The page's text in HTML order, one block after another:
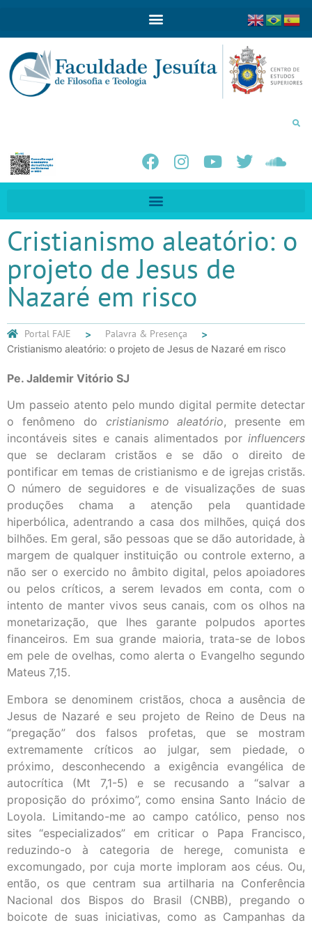
Cristianismo aleatório: o
projeto de Jesus de
Nazaré em risco
Portal FAJE Palavra & Presença
Cristianismo aleatório: o projeto de Jesus de Nazaré em risco
Pe. Jaldemir Vitório SJ
Um passeio atento pelo mundo digital permite detectar
o fenômeno do cristianismo aleatório, presente em
incontáveis sites e canais alimentados por influencers
que se declaram cristãos e se dão o direito de
pontificar em temas de cristianismo e de igrejas cristãs.
O número de seguidores e de visualizações de suas
produções chama a atenção pela quantidade
hiperbólica, adentrando a casa dos milhões, quiçá dos
bilhões. Em geral, são pessoas que se dão autoridade, à
margem de qualquer instituição ou controle externo, a
não ser o exercido no âmbito digital, pelos apoiadores
ou pelos críticos, a serem levados em conta, com o
intento de manter vivos seus canais, com os olhos na
monetarização, que lhes garante polpudos aportes
financeiros. Em sua grande maioria, trata-se de lobos
em pele de ovelhas, como alerta o Evangelho segundo
Mateus 7,15.
Embora se denominem cristãos, choca a ausência de
Jesus de Nazaré e seu projeto de Reino de Deus na
“pregação” dos falsos profetas, que se mostram
extremamente críticos ao julgar, sem piedade, o
próximo, desconhecendo a exigência evangélica de
autocrítica (Mt 7,1-5) e se recusando a “salvar a
proposição do próximo”, como ensina Santo Inácio de
Loyola. Limitando-me ao campo católico, penso nos
sites “especializados” em criticar o Papa Francisco,
reduzindo-o à categoria de herege, comunista e
excomungado, por cuja morte imploram aos céus. Ou,
então, os que centram sua artilharia na Conferência
Nacional dos Bispos do Brasil (CNBB), pregando o
boicote de suas iniciativas, como as Campanhas da